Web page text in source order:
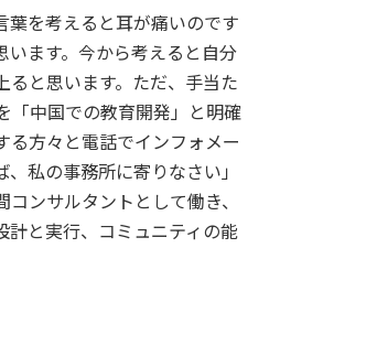
葉を考えると耳が痛いのです
ます。今から考えると自分
と思います。ただ、手当た
「中国での教育開発」と明確
る方々と電話でインフォメー
私の事務所に寄りなさい」
ンサルタントとして働き、
計と実行、コミュニティの能